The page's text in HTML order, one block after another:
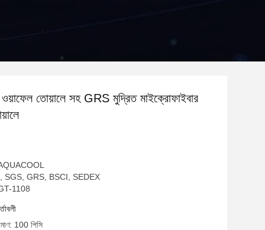
তোয়ালে সহ GRS মুদ্রিত মাইক্রোফাইবার
AQUACOOL
SGS, GRS, BSCI, SEDEX
1108
100 পিসি